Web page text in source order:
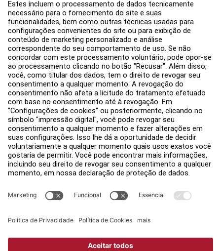
Hub de serviço
Hub de Educação
Sobre
Encontre um Distribuidor
Encontre uma loja
Legal
Acessibilidade
Carreiras
Entrar no Facility Connect
Configurações de Privacidade